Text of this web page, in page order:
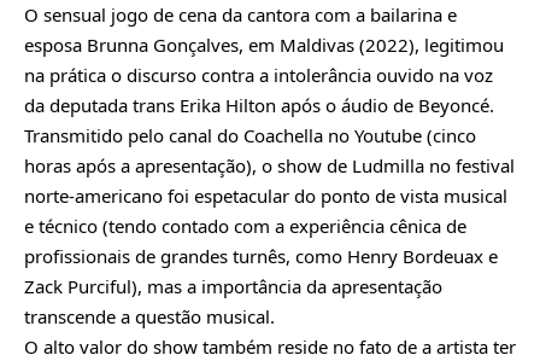
O sensual jogo de cena da cantora com a bailarina e
esposa Brunna Gonçalves, em Maldivas (2022), legitimou
na prática o discurso contra a intolerância ouvido na voz
da deputada trans Erika Hilton após o áudio de Beyoncé.
Transmitido pelo canal do Coachella no Youtube (cinco
horas após a apresentação), o show de Ludmilla no festival
norte-americano foi espetacular do ponto de vista musical
e técnico (tendo contado com a experiência cênica de
profissionais de grandes turnês, como Henry Bordeuax e
Zack Purciful), mas a importância da apresentação
transcende a questão musical.
O alto valor do show também reside no fato de a artista ter